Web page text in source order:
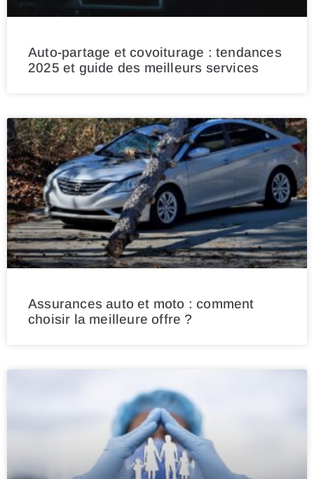
Auto-partage et covoiturage : tendances
2025 et guide des meilleurs services
Assurances auto et moto : comment
choisir la meilleure offre ?